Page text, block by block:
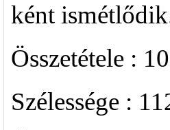
ként
Összetétele :
Szélessége :